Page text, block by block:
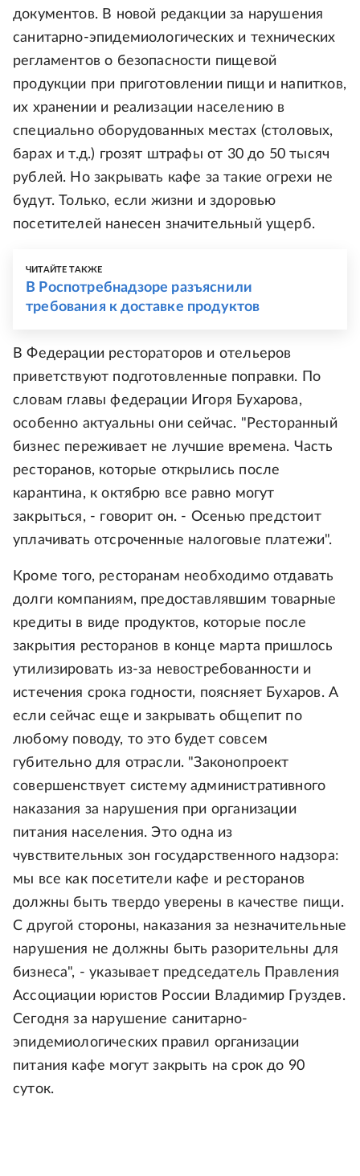
документов. В новой редакции за нарушения
санитарно-эпидемиологических и технических
регламентов о безопасности пищевой
продукции при приготовлении пищи и напитков,
их хранении и реализации населению в
специально оборудованных местах (столовых,
барах и т.д.) грозят штрафы от 30 до 50 тысяч
рублей. Но закрывать кафе за такие огрехи не
будут. Только, если жизни и здоровью
посетителей нанесен значительный ущерб.
ЧИТАЙТЕ ТАКЖЕ
В Роспотребнадзоре разъяснили
требования к доставке продуктов
В Федерации рестораторов и отельеров
приветствуют подготовленные поправки. По
словам главы федерации Игоря Бухарова,
особенно актуальны они сейчас. "Ресторанный
бизнес переживает не лучшие времена. Часть
ресторанов, которые открылись после
карантина, к октябрю все равно могут
закрыться, - говорит он. - Осенью предстоит
уплачивать отсроченные налоговые платежи".
Кроме того, ресторанам необходимо отдавать
долги компаниям, предоставлявшим товарные
кредиты в виде продуктов, которые после
закрытия ресторанов в конце марта пришлось
утилизировать из-за невостребованности и
истечения срока годности, поясняет Бухаров. А
если сейчас еще и закрывать общепит по
любому поводу, то это будет совсем
губительно для отрасли. "Законопроект
совершенствует систему административного
наказания за нарушения при организации
питания населения. Это одна из
чувствительных зон государственного надзора:
мы все как посетители кафе и ресторанов
должны быть твердо уверены в качестве пищи.
С другой стороны, наказания за незначительные
нарушения не должны быть разорительны для
бизнеса", - указывает председатель Правления
Ассоциации юристов России Владимир Груздев.
Cегодня за нарушение санитарно-
эпидемиологических правил организации
питания кафе могут закрыть на срок до 90
суток.